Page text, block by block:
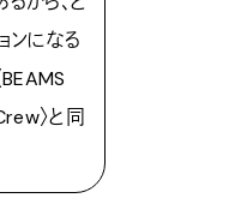
ンになる
BEAMS
〉と同